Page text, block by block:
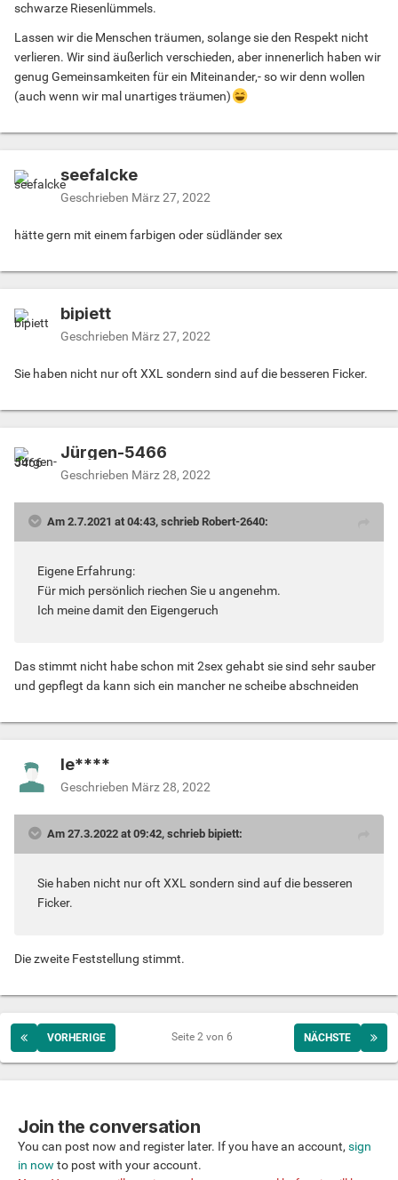
schwarze Riesenlümmels.
Lassen wir die Menschen träumen, solange sie den Respekt nicht
verlieren. Wir sind äußerlich verschieden, aber innenerlich haben wir
genug Gemeinsamkeiten für ein Miteinander,- so wir denn wollen
(auch wenn wir mal unartiges träumen)
seefalcke
Geschrieben März 27, 2022
hätte gern mit einem farbigen oder südländer sex
bipiett
Geschrieben März 27, 2022
Sie haben nicht nur oft XXL sondern sind auf die besseren Ficker.
Jürgen-5466
Geschrieben März 28, 2022
Am 2.7.2021 at 04:43, schrieb Robert-2640:
Eigene Erfahrung:
Für mich persönlich riechen Sie u angenehm.
Ich meine damit den Eigengeruch
Das stimmt nicht habe schon mit 2sex gehabt sie sind sehr sauber
und gepflegt da kann sich ein mancher ne scheibe abschneiden
le****
Geschrieben März 28, 2022
Am 27.3.2022 at 09:42, schrieb bipiett:
Sie haben nicht nur oft XXL sondern sind auf die besseren
Ficker.
Die zweite Feststellung stimmt.
VORHERIGE NÄCHSTE
Seite 2 von 6
Join the conversation
You can post now and register later. If you have an account, sign
in now to post with your account.